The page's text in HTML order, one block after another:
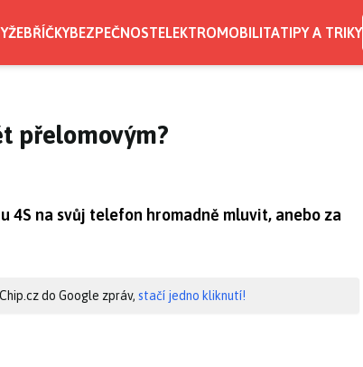
ŽEBŘÍČKYBEZPEČNOSTELEKTROMOBILITATIPY A TRIKY
přelomovým?
4S na svůj telefon hromadně mluvit, anebo za
do Google zpráv, stačí jedno kliknutí!